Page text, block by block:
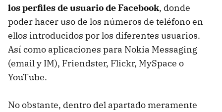
los perfiles de usuario de Facebook, donde
poder hacer uso de los números de teléfono en
ellos introducidos por los diferentes usuarios.
Así como aplicaciones para Nokia Messaging
(email y IM), Friendster, Flickr, MySpace o
YouTube.
No obstante, dentro del apartado meramente